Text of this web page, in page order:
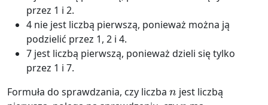
przez 1 i 2.
4 nie jest liczbą pierwszą, ponieważ można ją
podzielić przez 1, 2 i 4.
7 jest liczbą pierwszą, ponieważ dzieli się tylko
przez 1 i 7.
Formuła do sprawdzania, czy liczba
jest liczbą
n